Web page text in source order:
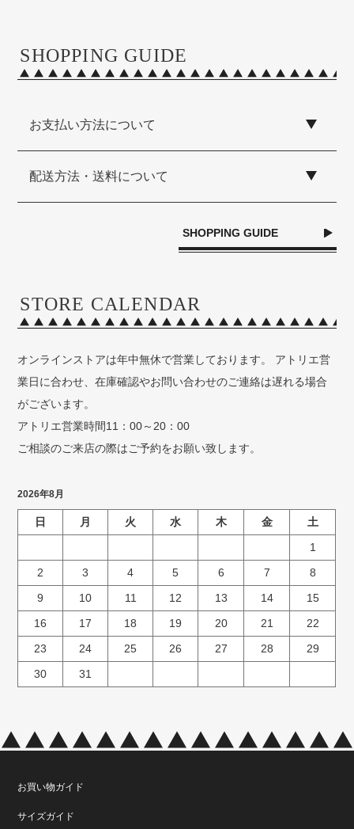
SHOPPING GUIDE
お支払い方法について
配送方法・送料について
SHOPPING GUIDE
STORE CALENDAR
オンラインストアは年中無休で営業しております。 アトリエ営
業日に合わせ、在庫確認やお問い合わせのご連絡は遅れる場合
がございます。
アトリエ営業時間11：00～20：00
ご相談のご来店の際はご予約をお願い致します。
2026年8月
日 月 火 水 木 金
土
1
2
3 4 5 6 7
8
9
10 11 12 13 14
15
16
17 18 19 20 21
22
23
24 25 26 27 28
29
30
31
お買い物ガイド
サイズガイド